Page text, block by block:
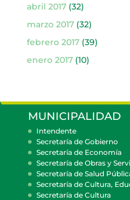
abril 2017(32)
marzo 2017(32)
febrero 2017(39)
enero 2017(10)
MUNICIPALIDAD
Intendente
Secretaría de Gobierno
Secretaría de Economía
Secretaría de Obras y
Secretaría de Salud
Secretaría de Cultura,
Secretaría de Cultura